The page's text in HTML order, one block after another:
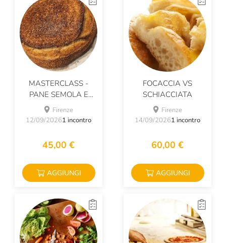
MASTERCLASS -
PANE SEMOLA E
SESAMO
Firenze
12/09/20261 incontro
45,00 €
AGGIUNGI
FOCACCIA VS
SCHIACCIATA
Firenze
14/09/20261 incontro
60,00 €
AGGIUNGI